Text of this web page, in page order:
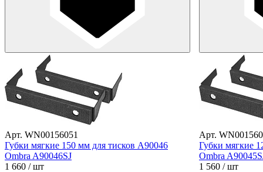
Арт. WN00156051
Губки мягкие 150 мм для тисков A90046
Ombra A90046SJ
1 660 / шт
Арт.
Губки мягкие
Ombra
1 560 / шт